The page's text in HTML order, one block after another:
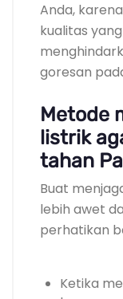
Anda,
kualitas
goresan
Metode
listrik
tahan
Buat
lebih awet
perhatikan
Ketika